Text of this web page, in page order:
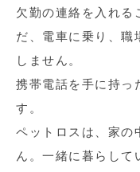
欠勤の連絡を入れる
だ、電車に乗り、職
しません。
携帯電話を手に持っ
す。
ペットロスは、家の
ん。一緒に暮らして